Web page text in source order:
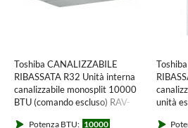
Toshiba CANALIZZABILE
RIBASSATA R32 Unità interna
canalizzabile monosplit 10000
BTU (comando escluso) RAV-
Potenza BTU: 10000
unità